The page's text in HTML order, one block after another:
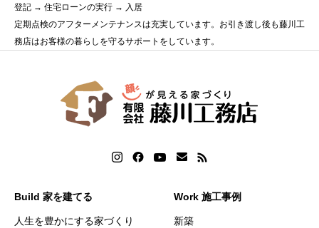
登記 → 住宅ローンの実行 → 入居
定期点検のアフターメンテナンスは充実しています。お引き渡し後も藤川工
務店はお客様の暮らしを守るサポートをしています。
Build 家を建てる
人生を豊かにする家づくり
Work 施工事例
新築